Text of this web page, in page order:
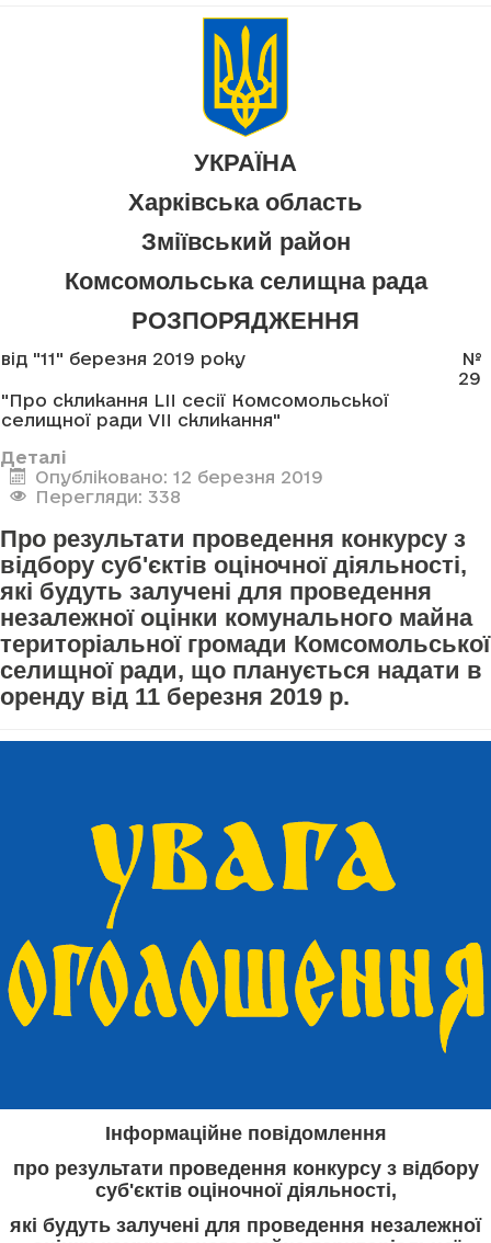
УКРАЇНА
Харківська область
Зміївський район
Комсомольська селищна рада
РОЗПОРЯДЖЕННЯ
від "11" березня 2019 року
№
29
"Про скликання LII сесії Комсомольської
селищної ради VII скликання"
Деталі
Опубліковано: 12 березня 2019
Перегляди: 338
Про результати проведення конкурсу з
відбору суб'єктів оціночної діяльності,
які будуть залучені для проведення
незалежної оцінки комунального майна
територіальної громади Комсомольської
селищної ради, що планується надати в
оренду від 11 березня 2019 р.
Інформаційне повідомлення
про результати проведення конкурсу з відбору
суб'єктів оціночної діяльності,
які будуть залучені для проведення незалежної